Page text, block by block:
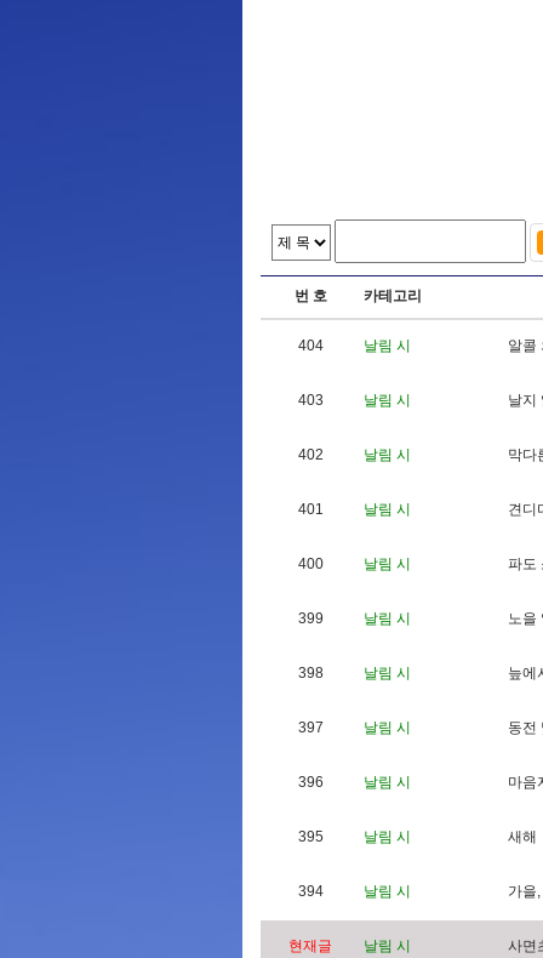
번 호 카테고리
404 날림 시 알콜
403 날림 시 날지
402 날림 시 막다
401 날림 시 견 디
400 날림 시 파도
399 날림 시 노을
398 날림 시 늪에
397 날림 시 동전
396 날림 시 마음
395 날림 시 새해
394 날림 시 가을,
현재글 날림 시 사면